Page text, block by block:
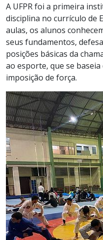
A UFPR foi a primeira
disciplina no currículo de
aulas, os alunos
seus fundamentos,
posições básicas da
ao esporte, que se
imposição de força.